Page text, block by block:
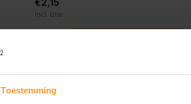
Toestemming
€2,15
Incl. btw